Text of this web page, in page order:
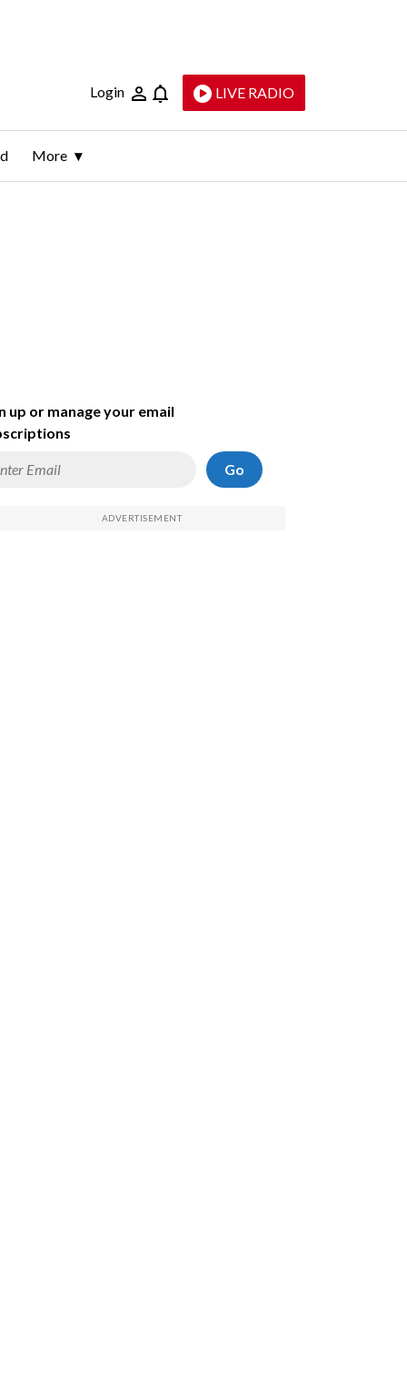
Login LIVE RADIO
More
up or manage your email
Go